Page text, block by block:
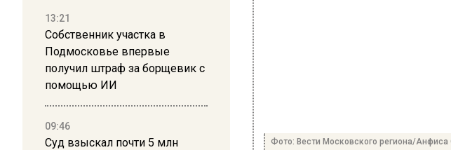
13:21
Собственник участка в
Подмосковье впервые
получил штраф за борщевик с
помощью ИИ
09:46
Суд взыскал почти 5 млн
Фото: Вести Московского региона/Анфиса